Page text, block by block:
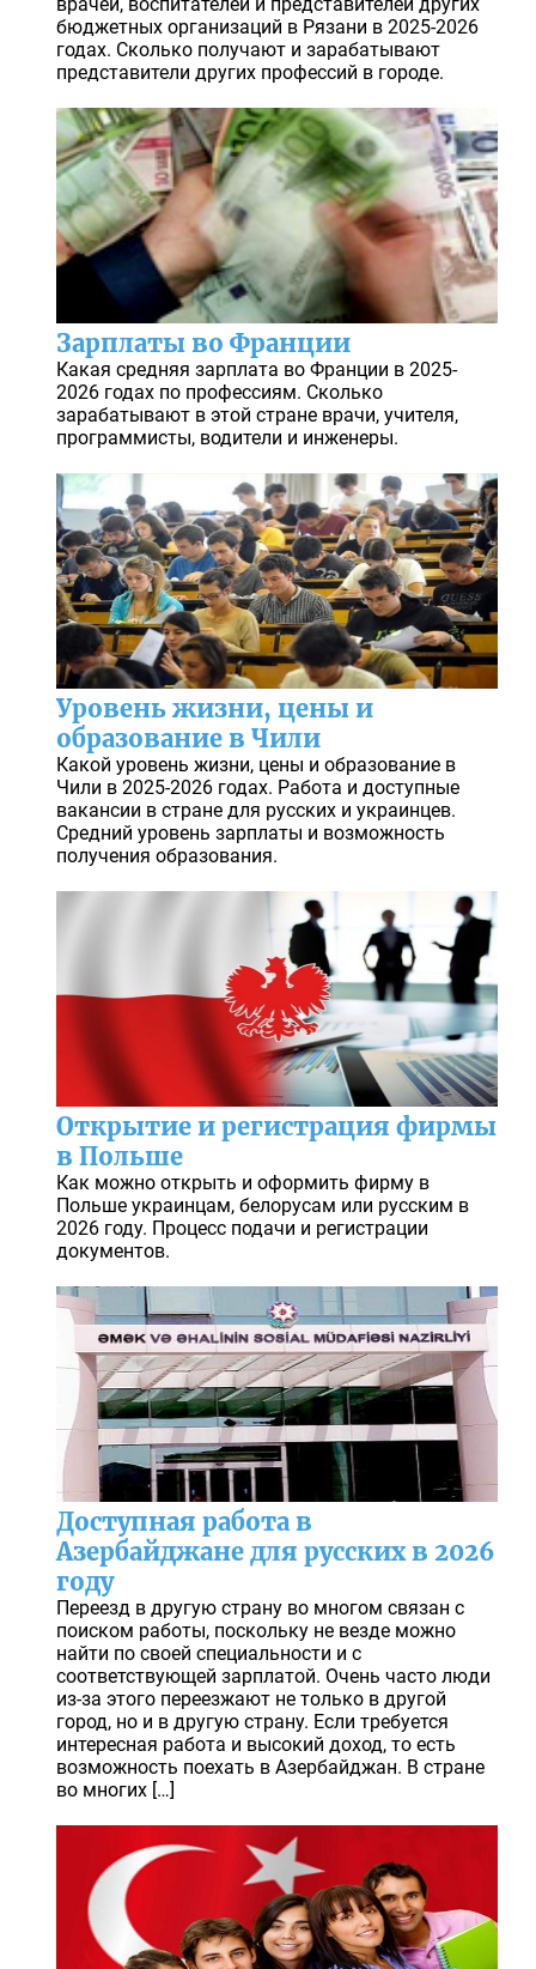
бюджетных организаций в Рязани в 2025-2026
годах. Сколько получают и зарабатывают
представители других профессий в городе.
Зарплаты во Франции
Какая средняя зарплата во Франции в 2025-
2026 годах по профессиям. Сколько
зарабатывают в этой стране врачи, учителя,
программисты, водители и инженеры.
Уровень жизни, цены и
образование в Чили
Какой уровень жизни, цены и образование в
Чили в 2025-2026 годах. Работа и доступные
вакансии в стране для русских и украинцев.
Средний уровень зарплаты и возможность
получения образования.
Открытие и регистрация фирмы
в Польше
Как можно открыть и оформить фирму в
Польше украинцам, белорусам или русским в
2026 году. Процесс подачи и регистрации
документов.
Доступная работа в
Азербайджане для русских в 2026
году
Переезд в другую страну во многом связан с
поиском работы, поскольку не везде можно
найти по своей специальности и с
соответствующей зарплатой. Очень часто люди
из-за этого переезжают не только в другой
город, но и в другую страну. Если требуется
интересная работа и высокий доход, то есть
возможность поехать в Азербайджан. В стране
во многих […]